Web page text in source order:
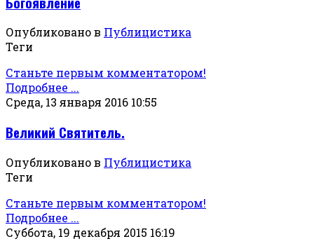
Опубликовано в Публицистика
Теги
Станьте первым комментатором!
Подробнее ...
Среда, 13 января 2016 10:55
Великий Святитель.
Опубликовано в Публицистика
Теги
Станьте первым комментатором!
Подробнее ...
Суббота, 19 декабря 2015 16:19